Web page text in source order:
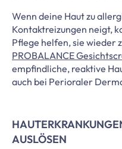
Wenn deine Haut zu
Kontaktreizungen neigt,
Pflege helfen, sie wieder
PROBALANCE
empfindliche, reaktive
auch bei Perioraler
AUSLÖSEN